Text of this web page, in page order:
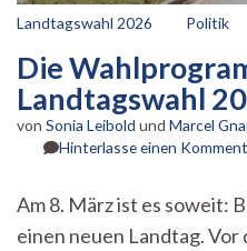
Landtagswahl 2026 Politik
Die
Landtagswahl
von Sonia Leibold und Marcel
Hinterlasse einen
Am 8. März ist es soweit:
einen neuen Landtag. Vor